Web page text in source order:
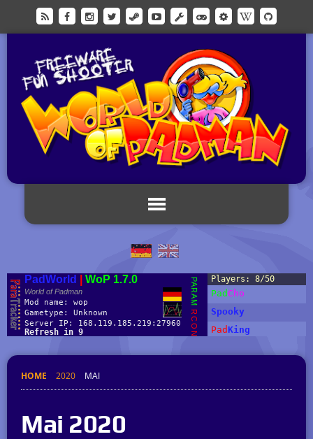
HOME 2020 MAI
Mai 2020